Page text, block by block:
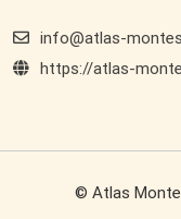
info@atlas-
https://atlas-
© Atlas